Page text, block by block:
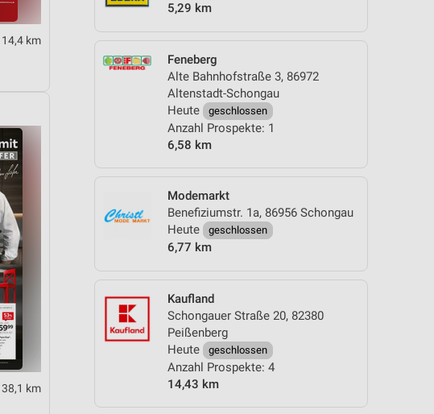
5,29 km
Feneberg
Alte Bahnhofstraße 3, 86972
Altenstadt-Schongau
Heute
geschlossen
Anzahl Prospekte: 1
6,58 km
Modemarkt
Benefiziumstr. 1a, 86956 Schongau
Heute
geschlossen
6,77 km
Kaufland
Schongauer Straße 20, 82380
Peißenberg
Heute
geschlossen
Anzahl Prospekte: 4
14,43 km
14,4 km
38,1 km